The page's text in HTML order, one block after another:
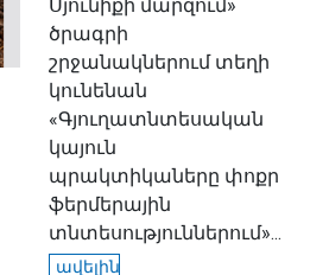
Սյունիքի մարզում»
ծրագրի
շրջանակներում տեղի
կունենան
«Գյուղատնտեսական
կայուն
պրակտիկաները փոքր
ֆերմերային
տնտեսություններում»...
ավելին